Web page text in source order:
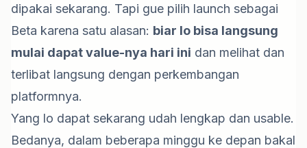
dipakai sekarang. Tapi gue pilih launch sebagai
Beta karena satu alasan: biar lo bisa langsung
mulai dapat value-nya hari ini dan melihat dan
terlibat langsung dengan perkembangan
platformnya.
Yang lo dapat sekarang udah lengkap dan usable.
Bedanya, dalam beberapa minggu ke depan bakal